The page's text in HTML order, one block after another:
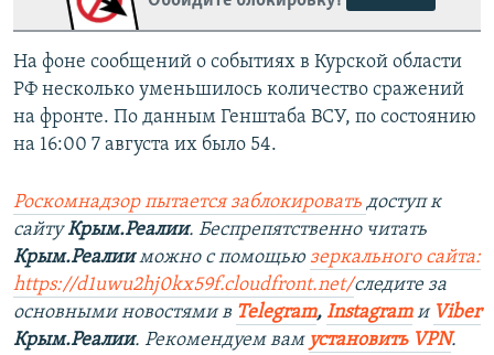
На фоне сообщений о событиях в Курской области
РФ несколько уменьшилось количество сражений
на фронте. По данным Генштаба ВСУ, по состоянию
на 16:00 7 августа их было 54.
Роскомнадзор пытается заблокировать доступ к
сайтуКрым.Реалии. Беспрепятственно читать
Крым.Реалииможно с помощью зеркального сайта:
https://d1uwu2hj0kx59f.cloudfront.net/следите за
основными новостями в Telegram, Instagramи Viber
Крым.Реалии. Рекомендуем вам установить VPN.